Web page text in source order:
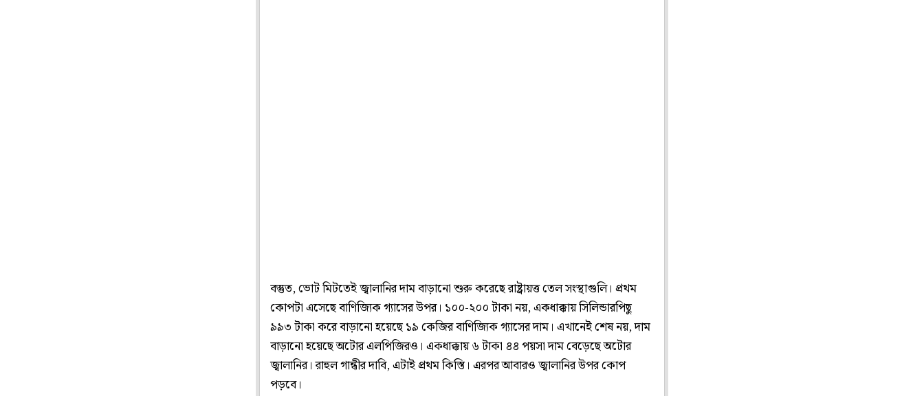
বস্তুত, ভোট মিটতেই জ্বালানির দাম বাড়ানো শুরু করেছে রাষ্ট্রায়ত্ত তেল সংস্থাগুলি। প্রথম
কোপটা এসেছে বাণিজ্যিক গ্যাসের উপর। ১০০-২০০ টাকা নয়, একধাক্কায় সিলিন্ডারপিছু
৯৯৩ টাকা করে বাড়ানো হয়েছে ১৯ কেজির বাণিজ্যিক গ্যাসের দাম। এখানেই শেষ নয়, দাম
বাড়ানো হয়েছে অটোর এলপিজিরও। একধাক্কায় ৬ টাকা ৪৪ পয়সা দাম বেড়েছে অটোর
জ্বালানির। রাহুল গান্ধীর দাবি, এটাই প্রথম কিস্তি। এরপর আবারও জ্বালানির উপর কোপ
পড়বে।